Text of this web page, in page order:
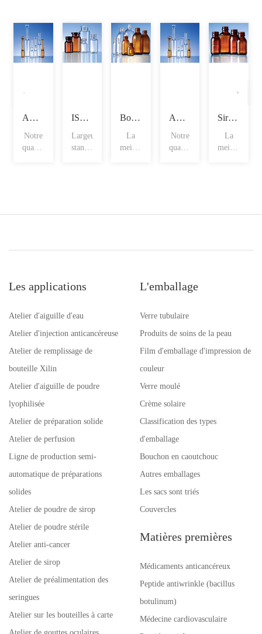
Ampoules à tige droite
Notre
qualité
ISO fioles
Largeur
standard
Bouteilles spéciales pour sirop
La
meilleure
Ampoules en forme d'entonnoir
Notre
qualité
Sirop avec marque de remplissage
La
meilleure
Les applications
Atelier d'aiguille d'eau
Atelier d'injection anticancéreuse
Atelier de remplissage de
bouteille Xilin
Atelier d'aiguille de poudre
lyophilisée
Atelier de préparation solide
Atelier de perfusion
Ligne de production semi-
automatique de préparations
solides
Atelier de poudre de sirop
Atelier de poudre stérile
Atelier anti-cancer
Atelier de sirop
Atelier de préalimentation des
seringues
Atelier sur les bouteilles à carte
L'emballage
Verre tubulaire
Produits de soins de la peau
Film d'emballage d'impression de
couleur
Verre moulé
Crème solaire
Classification des types
d'emballage
Bouchon en caoutchouc
Autres emballages
Les sacs sont triés
Couvercles
Matières premières
Médicaments anticancéreux
Peptide antiwrinkle (bacillus
botulinum)
Médecine cardiovasculaire